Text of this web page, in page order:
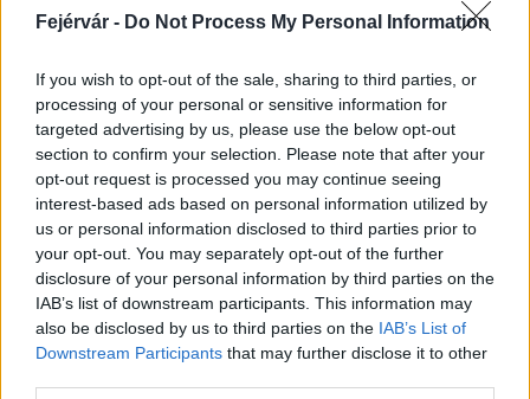
Fejérvár - Do Not Process My Personal Information
If you wish to opt-out of the sale, sharing to third parties, or
processing of your personal or sensitive information for
targeted advertising by us, please use the below opt-out
section to confirm your selection. Please note that after your
opt-out request is processed you may continue seeing
interest-based ads based on personal information utilized by
us or personal information disclosed to third parties prior to
your opt-out. You may separately opt-out of the further
disclosure of your personal information by third parties on the
IAB’s list of downstream participants. This information may
also be disclosed by us to third parties on the IAB’s List of
Downstream Participants that may further disclose it to other
szabályzatot!
LEGFRISSEBB
Amire többmillióan vártunk: szombattól
másodfokúra csökken a riasztás
Helyi hírek
Látlelet a hazai víziközművekről?